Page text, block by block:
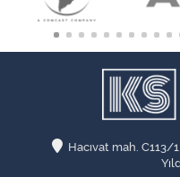
Hacıvat mah. C113/